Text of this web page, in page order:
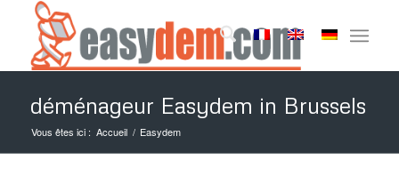
déménageur Easydem in Brussels
Vous êtes ici : Accueil / Easydem